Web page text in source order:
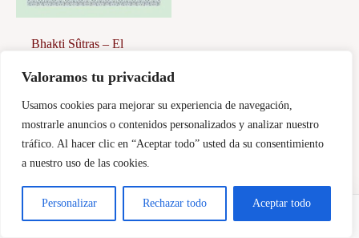
Valoramos tu privacidad
Usamos cookies para mejorar su experiencia de navegación,
mostrarle anuncios o contenidos personalizados y analizar nuestro
tráfico. Al hacer clic en “Aceptar todo” usted da su consentimiento
a nuestro uso de las cookies.
Personalizar Rechazar todo Aceptar todo
Bhakti Sûtras – El
Añadir al carrito